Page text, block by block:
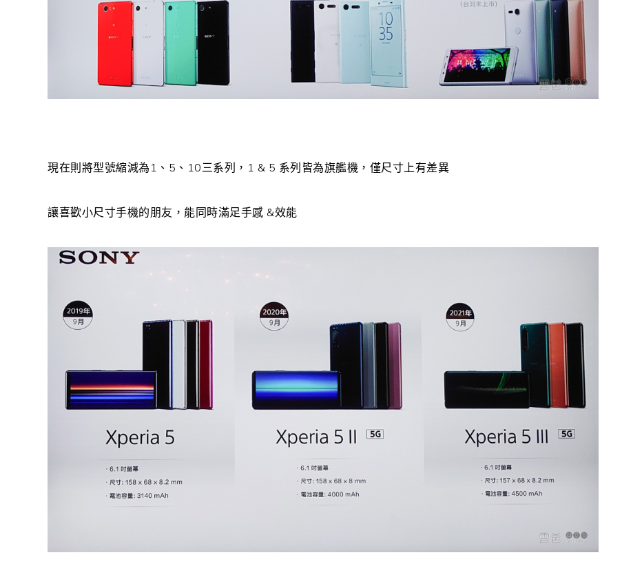
現在則將型號縮減為1、5、10三系列，1 & 5 系列皆為旗艦機，僅尺寸上有差異
讓喜歡小尺寸手機的朋友，能同時滿足手感 &效能